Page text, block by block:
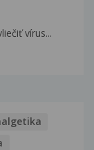
vírus...